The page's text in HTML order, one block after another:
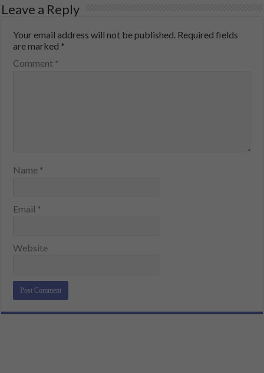
Leave a Reply
Your email address will not be published. Required fields
are marked *
Comment *
Name *
Email *
Website
Alternative: